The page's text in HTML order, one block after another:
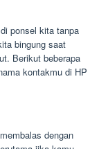
ponsel kita tanpa
bingung saat
Berikut beberapa
kontakmu di HP
dengan